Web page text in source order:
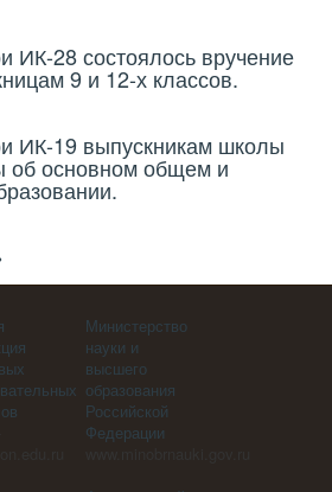
28 состоялось вручение
9 и 12-х классов.
ИК-19 выпускникам школы
об основном общем и
Министерство
науки и
высшего
образования
Российской
Федерации